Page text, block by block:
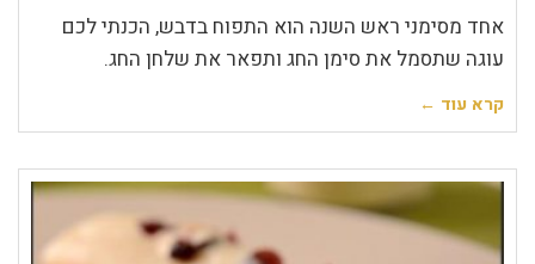
אחד מסימני ראש השנה הוא התפוח בדבש, הכנתי לכם
עוגה שתסמל את סימן החג ותפאר את שלחן החג.
קרא עוד ←